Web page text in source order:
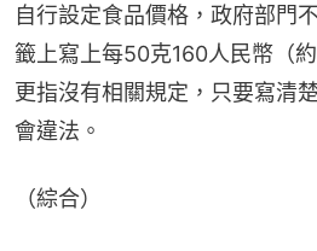
自行設定食品價格，政府部門
籤上寫上每50克160人民幣（
更指沒有相關規定，只要寫清
會違法。
（綜合）